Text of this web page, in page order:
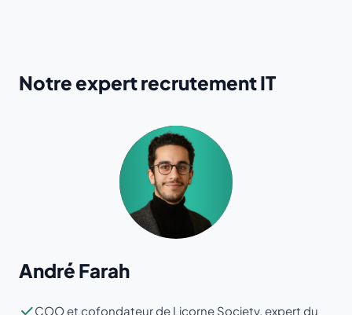
Notre expert recrutement IT
André Farah
COO et cofondateur de Licorne Society, expert du